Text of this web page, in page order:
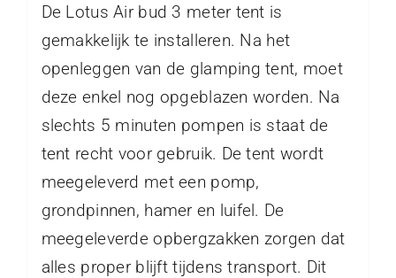
De Lotus Air bud 3 meter tent is
gemakkelijk te installeren. Na het
openleggen van de glamping tent, moet
deze enkel nog opgeblazen worden. Na
slechts 5 minuten pompen is staat de
tent recht voor gebruik. De tent wordt
meegeleverd met een pomp,
grondpinnen, hamer en luifel. De
meegeleverde opbergzakken zorgen dat
alles proper blijft tijdens transport. Dit